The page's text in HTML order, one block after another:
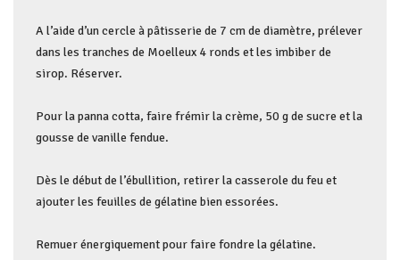
A l’aide d’un cercle à pâtisserie de 7 cm de diamètre, prélever
dans les tranches de Moelleux 4 ronds et les imbiber de
sirop. Réserver.
Pour la panna cotta, faire frémir la crème, 50 g de sucre et la
gousse de vanille fendue.
Dès le début de l’ébullition, retirer la casserole du feu et
ajouter les feuilles de gélatine bien essorées.
Remuer énergiquement pour faire fondre la gélatine.